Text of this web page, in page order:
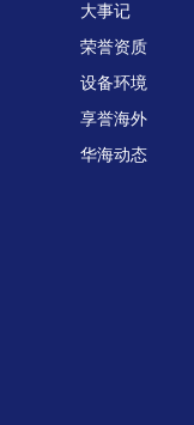
大事记
荣誉资质
设备环境
享誉海外
华海动态